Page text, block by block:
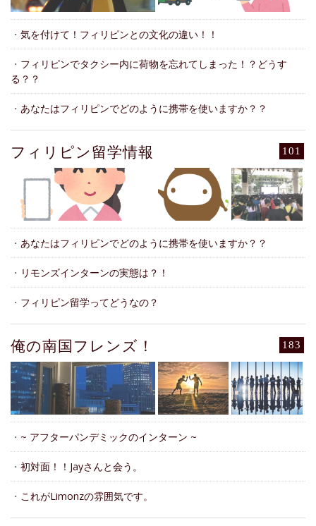
・ 気を付けて！フィリピンとの文化の違い！！
・ フィリピンでタクシー内に荷物を忘れてしまった！？どうす
る？？
・ あなたはフィリピンでどのように携帯を使いますか？？
101
フィリピン留学情報
・ あなたはフィリピンでどのように携帯を使いますか？？
・ リモンズインターンの実態は？！
・ フィリピン留学ってどうなの？
183
俺の南国フレンズ！
・ ~ アフターパンデミックのインターン ~
・ 初対面！！Jayさんと会う。
・ これがLimonzの雰囲気です。